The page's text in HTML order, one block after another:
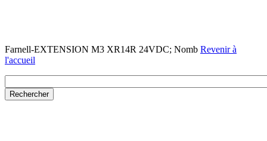
Farnell-EXTENSION M3 XR14R 24VDC; Nomb Revenir à
l'accueil